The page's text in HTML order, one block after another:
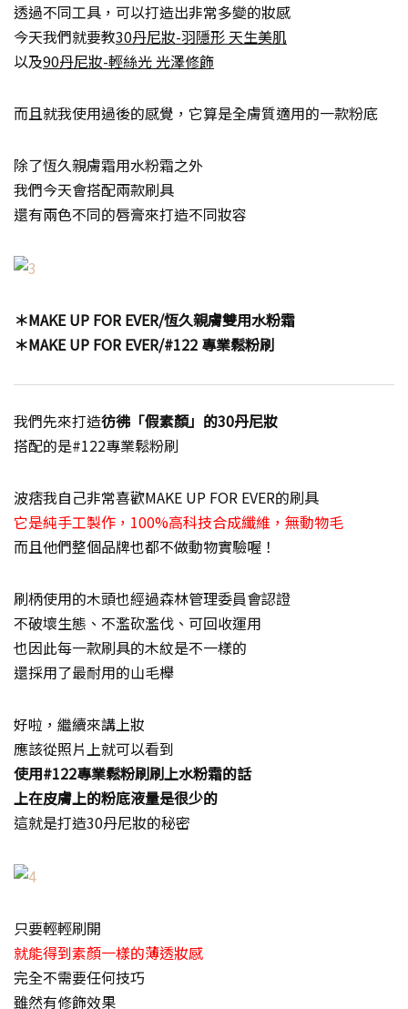
透過不同工具，可以打造出非常多變的妝感
今天我們就要教30丹尼妝-羽隱形 天生美肌
以及90丹尼妝-輕絲光 光澤修飾
而且就我使用過後的感覺，它算是全膚質適用的一款粉底
除了恆久親膚霜用水粉霜之外
我們今天會搭配兩款刷具
還有兩色不同的唇膏來打造不同妝容
＊MAKE UP FOR EVER/恆久親膚雙用水粉霜
＊MAKE UP FOR EVER/#122 專業鬆粉刷
我們先來打造彷彿「假素顏」的30丹尼妝
搭配的是#122專業鬆粉刷
波痞我自己非常喜歡MAKE UP FOR EVER的刷具
它是純手工製作，100%高科技合成纖維，無動物毛
而且他們整個品牌也都不做動物實驗喔！
刷柄使用的木頭也經過森林管理委員會認證
不破壞生態、不濫砍濫伐、可回收運用
也因此每一款刷具的木紋是不一樣的
還採用了最耐用的山毛櫸
好啦，繼續來講上妝
應該從照片上就可以看到
使用#122專業鬆粉刷刷上水粉霜的話
上在皮膚上的粉底液量是很少的
這就是打造30丹尼妝的秘密
只要輕輕刷開
就能得到素顏一樣的薄透妝感
完全不需要任何技巧
雖然有修飾效果